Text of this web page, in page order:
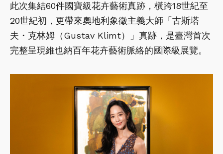
此次集結60件國寶級花卉藝術真跡，橫跨18世紀至
20世紀初，更帶來奧地利象徵主義大師「古斯塔
夫・克林姆（Gustav Klimt）」真跡，是臺灣首次
完整呈現維也納百年花卉藝術脈絡的國際級展覽。